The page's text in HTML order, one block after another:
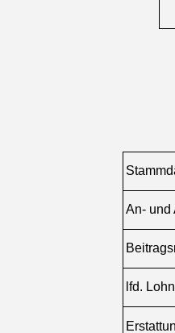
An- und
lfd.